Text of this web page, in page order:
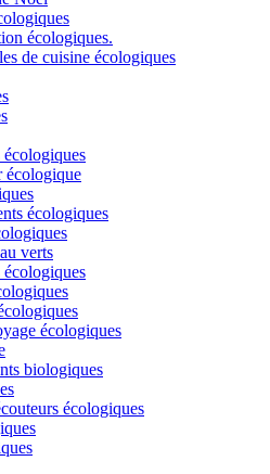
écologiques.
de cuisine écologiques
écologiques
écologique
écologiques
verts
écologiques
écologiques
biologiques
écologiques